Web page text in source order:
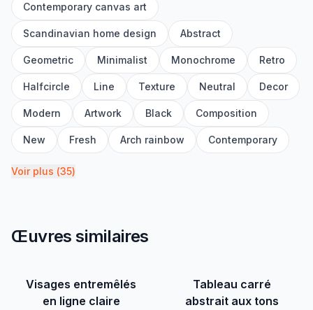
Contemporary canvas art
Scandinavian home design Abstract
Geometric Minimalist Monochrome Retro
Halfcircle Line Texture Neutral Decor
Modern Artwork Black Composition
New Fresh Arch rainbow Contemporary
Voir plus (35)
Œuvres similaires
Visages entremêlés
en ligne claire
Tableau carré
abstrait aux tons